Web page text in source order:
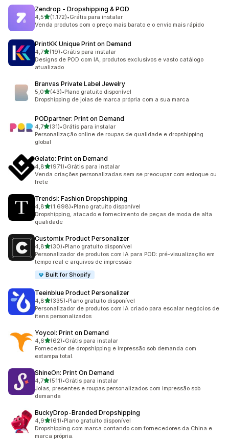
Zendrop ‑ Dropshipping & POD
4,5de 5 estrelas
(1.172)
1172 avaliações ao todo
•Grátis para instalar
Venda produtos com o preço mais barato e o envio mais rápido
PrintKK Unique Print on Demand
4,7de 5 estrelas
(19)
19 avaliações ao todo
•Grátis para instalar
Designs de POD com IA, produtos exclusivos e vasto catálogo
atualizado
Branvas Private Label Jewelry
5,0de 5 estrelas
(43)
43 avaliações ao todo
•Plano gratuito disponível
Dropshipping de joias de marca própria com a sua marca
PODpartner: Print on Demand
4,7de 5 estrelas
(31)
31 avaliações ao todo
•Grátis para instalar
Personalização online de roupas de qualidade e dropshipping
global
Gelato: Print on Demand
4,8de 5 estrelas
(971)
971 avaliações ao todo
•Grátis para instalar
Venda criações personalizadas sem se preocupar com estoque ou
frete
Trendsi: Fashion Dropshipping
4,8de 5 estrelas
(1.698)
1698 avaliações ao todo
•Plano gratuito disponível
Dropshipping, atacado e fornecimento de peças de moda de alta
qualidade
Customix Product Personalizer
4,8de 5 estrelas
(30)
30 avaliações ao todo
•Plano gratuito disponível
Personalizador de produtos com IA para POD: pré-visualização em
tempo real e arquivos de impressão
Built for Shopify
Teeinblue Product Personalizer
4,8de 5 estrelas
(335)
335 avaliações ao todo
•Plano gratuito disponível
Personalizador de produtos com IA criado para escalar negócios de
itens personalizados
Yoycol: Print on Demand
4,6de 5 estrelas
(62)
62 avaliações ao todo
•Grátis para instalar
Fornecedor de dropshipping e impressão sob demanda com
estampa total.
ShineOn: Print On Demand
4,7de 5 estrelas
(511)
511 avaliações ao todo
•Grátis para instalar
Joias, presentes e roupas personalizados com impressão sob
demanda
BuckyDrop‑Branded Dropshipping
4,9de 5 estrelas
(61)
61 avaliações ao todo
•Plano gratuito disponível
Dropshipping com marca contando com fornecedores da China e
marca própria.